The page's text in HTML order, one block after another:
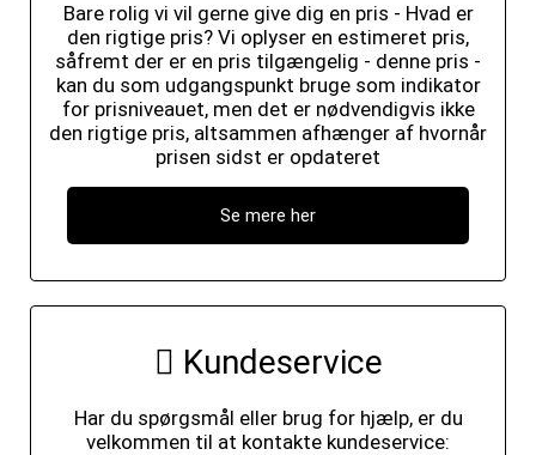
Bare rolig vi vil gerne give dig en pris - Hvad er
den rigtige pris? Vi oplyser en estimeret pris,
såfremt der er en pris tilgængelig - denne pris -
kan du som udgangspunkt bruge som indikator
for prisniveauet, men det er nødvendigvis ikke
den rigtige pris, altsammen afhænger af hvornår
prisen sidst er opdateret
Se mere her
Kundeservice
Har du spørgsmål eller brug for hjælp, er du
velkommen til at kontakte kundeservice: